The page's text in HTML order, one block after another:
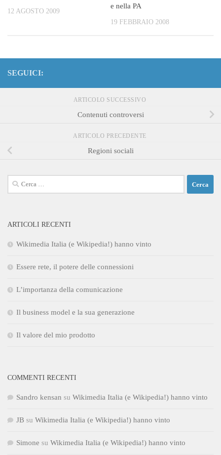
12 AGOSTO 2009
e nella PA
19 FEBBRAIO 2008
SEGUICI:
ARTICOLO SUCCESSIVO
Contenuti controversi
ARTICOLO PRECEDENTE
Regioni sociali
Ricerca
per:
ARTICOLI RECENTI
Wikimedia Italia (e Wikipedia!) hanno vinto
Essere rete, il potere delle connessioni
L’importanza della comunicazione
Il business model e la sua generazione
Il valore del mio prodotto
COMMENTI RECENTI
Sandro kensan su Wikimedia Italia (e Wikipedia!) hanno vinto
JB su Wikimedia Italia (e Wikipedia!) hanno vinto
Simone su Wikimedia Italia (e Wikipedia!) hanno vinto